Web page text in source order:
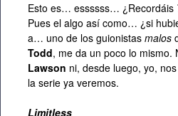
Esto es… essssss… ¿Recordáis
Pues el algo así como… ¿si
a… uno de los guionistas malos
Todd, me da un poco lo mismo.
Lawson ni, desde luego, yo,
la serie ya veremos.
Limitless